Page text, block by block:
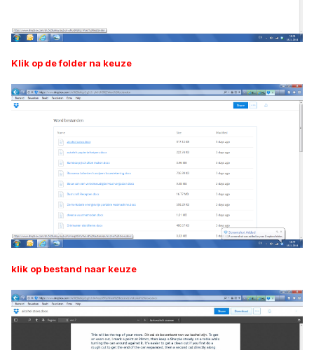
Klik op de folder na keuze
klik op bestand naar keuze